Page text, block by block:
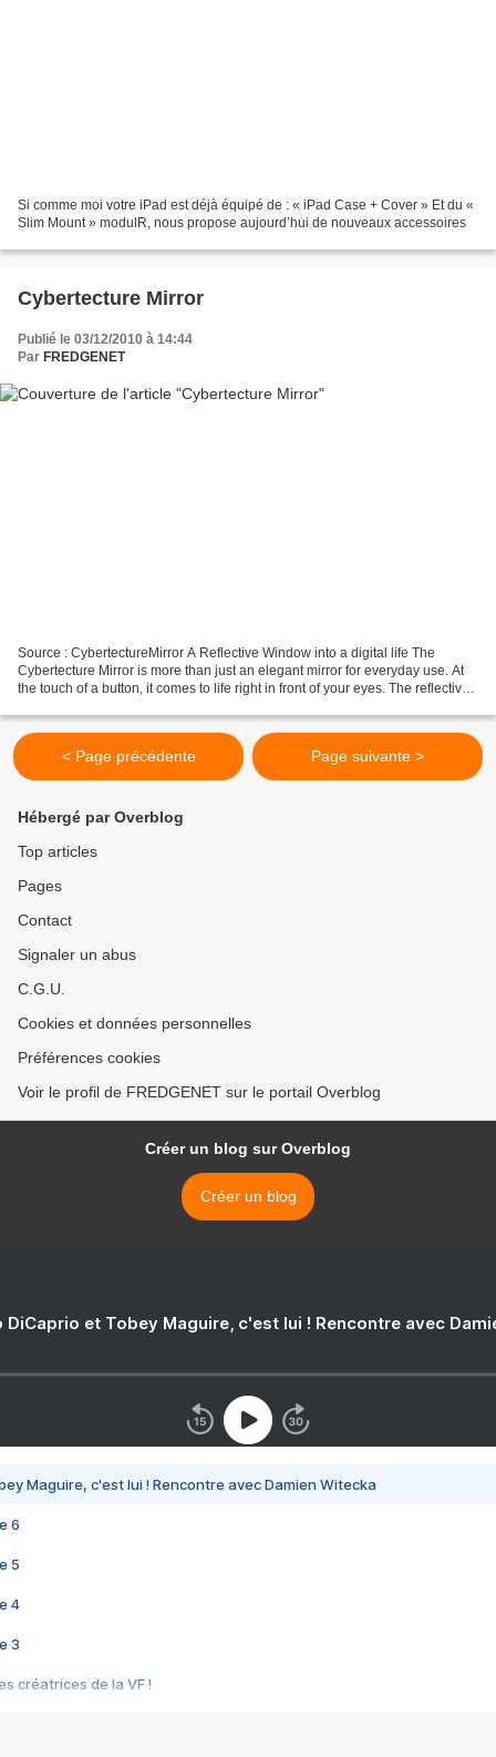
Si comme moi votre iPad est déjà équipé de : « iPad Case + Cover » Et du «
Slim Mount » modulR, nous propose aujourd’hui de nouveaux accessoires
Cybertecture Mirror
Publié le 03/12/2010 à 14:44
Par FREDGENET
Source : CybertectureMirror A Reflective Window into a digital life The
Cybertecture Mirror is more than just an elegant mirror for everyday use. At
the touch of a button, it comes to life right in front of your eyes. The reflective
< Page précédente Page suivante >
Hébergé par Overblog
Top articles
Pages
Contact
Signaler un abus
C.G.U.
Cookies et données personnelles
Préférences cookies
Voir le profil de FREDGENET sur le portail Overblog
Créer un blog sur Overblog
Créer un blog
DiCaprio et Tobey Maguire, c'est lui ! Rencontre avec
Maguire, c'est lui ! Rencontre avec Damien Witecka
6
5
4
3
créatrices de la VF !